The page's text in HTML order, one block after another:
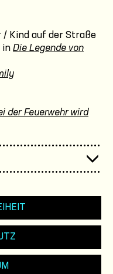
Kind auf der Straße
in Die Legende von
der Feuerwehr wird